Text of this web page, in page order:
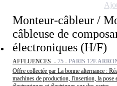
Monteur-câbleur /
câbleuse de
électroniques (H/F)
AFFLUENCES - 75 - PARIS 12E
Offre collectée par La bonne alternance :
machines de production, l'insertion, la pose